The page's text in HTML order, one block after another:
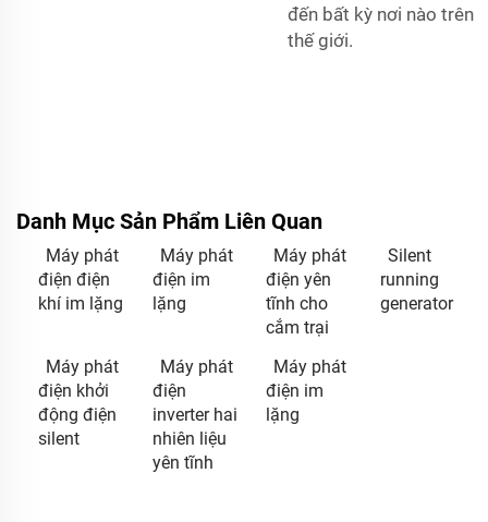
đến bất kỳ nơi nào trên
thế giới.
Danh Mục Sản Phẩm Liên Quan
Máy phát
điện điện
khí im lặng
Máy phát
điện im
lặng
Máy phát
điện yên
tĩnh cho
cắm trại
Silent
running
generator
Máy phát
điện khởi
động điện
silent
Máy phát
điện
inverter hai
nhiên liệu
yên tĩnh
Máy phát
điện im
lặng